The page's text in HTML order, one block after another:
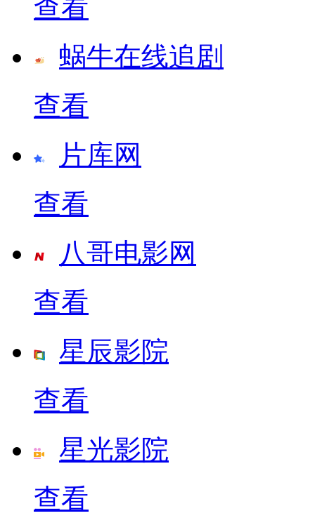
查看
蜗牛在线追剧
查看
片库网
查看
八哥电影网
查看
星辰影院
查看
星光影院
查看